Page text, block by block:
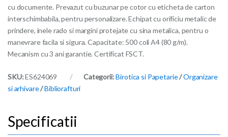
cu documente. Prevazut cu buzunar pe cotor cu eticheta de carton
interschimbabila, pentru personalizare. Echipat cu orificiu metalic de
prindere, inele rado si margini protejate cu sina metalica, pentru o
manevrare facila si sigura. Capacitate: 500 coli A4 (80 g/m).
Mecanism cu 3 ani garantie. Certificat FSCT.
SKU:ES624069 Categorii:Birotica si Papetarie/Organizare
si arhivare/Bibliorafturi